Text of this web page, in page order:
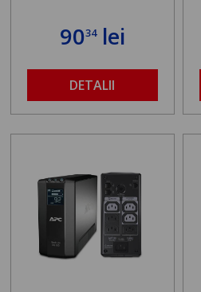
9034lei
DETALII